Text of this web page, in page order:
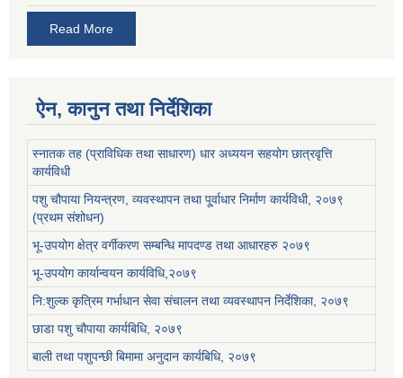
Read More
ऐन, कानुन तथा निर्देशिका
स्नातक तह (प्राविधिक तथा साधारण) धार अध्ययन सहयोग छात्रवृत्ति
कार्यविधी
पशु चौपाया नियन्त्रण, व्यवस्थापन तथा पू्र्वाधार निर्माण कार्यविधी, २०७९
(प्रथम संशोधन)
भू-उपयोग क्षेत्र वर्गीकरण सम्बन्धि मापदण्ड तथा आधारहरु २०७९
भू-उपयोग कार्यान्वयन कार्यविधि,२०७९
नि:शुल्क कृत्रिम गर्भाधान सेवा संचालन तथा व्यवस्थापन निर्देशिका, २०७९
छाडा पशु चौपाया कार्यबिधि, २०७९
बाली तथा पशुपन्छी बिमामा अनुदान कार्यबिधि, २०७९